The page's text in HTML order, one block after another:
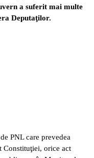
a suferit mai multe
Deputaţilor.
PNL care prevedea
Constituţiei, orice act